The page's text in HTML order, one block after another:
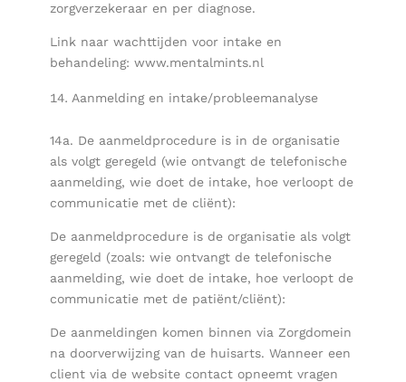
zorgverzekeraar en per diagnose.
Link naar wachttijden voor intake en
behandeling: www.mentalmints.nl
Aanmelding en intake/probleemanalyse
14a. De aanmeldprocedure is in de organisatie
als volgt geregeld (wie ontvangt de telefonische
aanmelding, wie doet de intake, hoe verloopt de
communicatie met de cliënt):
De aanmeldprocedure is de organisatie als volgt
geregeld (zoals: wie ontvangt de telefonische
aanmelding, wie doet de intake, hoe verloopt de
communicatie met de patiënt/cliënt):
De aanmeldingen komen binnen via Zorgdomein
na doorverwijzing van de huisarts. Wanneer een
client via de website contact opneemt vragen